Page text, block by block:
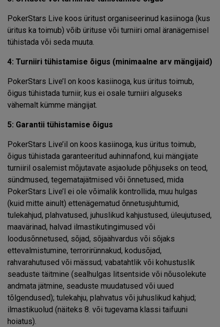
PokerStars Live koos üritust organiseerinud kasiinoga (kus
üritus ka toimub) võib ürituse või turniiri omal äranägemisel
tühistada või seda muuta.
4: Turniiri tühistamise õigus (minimaalne arv mängijaid)
PokerStars Live’l on koos kasiinoga, kus üritus toimub,
õigus tühistada turniir, kus ei osale turniiri alguseks
vähemalt kümme mängijat.
5: Garantii tühistamise õigus
PokerStars Live’il on koos kasiinoga, kus üritus toimub,
õigus tühistada garanteeritud auhinnafond, kui mängijate
turniiril osalemist mõjutavate asjaolude põhjuseks on teod,
sündmused, tegematajätmised või õnnetused, mida
PokerStars Live’l ei ole võimalik kontrollida, muu hulgas
(kuid mitte ainult) ettenägematud õnnetusjuhtumid,
tulekahjud, plahvatused, juhuslikud kahjustused, üleujutused,
maavärinad, halvad ilmastikutingimused või
loodusõnnetused, sõjad, sõjaähvardus või sõjaks
ettevalmistumine, terrorirünnakud, kodusõjad,
rahvarahutused või mässud; vabatahtlik või kohustuslik
seaduste täitmine (sealhulgas litsentside või nõusolekute
andmata jätmine, seaduste muudatused või uued
tõlgendused); tulekahju, plahvatus või juhuslikud kahjud;
ilmastikuolud (näiteks 8. või tugevama klassi taifuuni
hoiatus).